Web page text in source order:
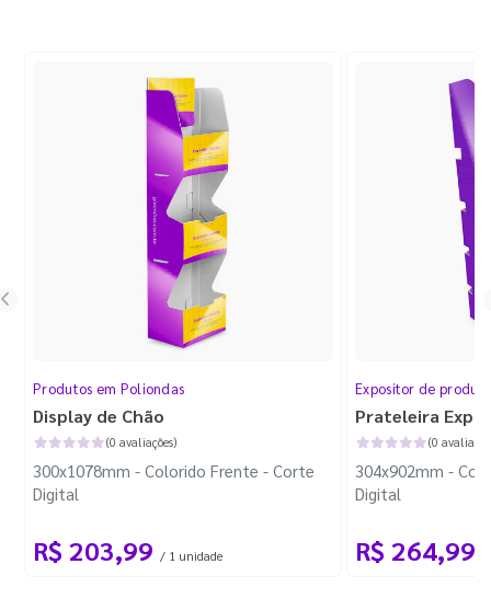
Produtos em Poliondas
Display de Chão
(0 avaliações)
300x1078mm - Colorido Frente - Corte
Digital
R$ 203,99 / 1 unidade
Expositor de
Prateleira
(0
304x902mm -
Digital
R$ 264,99